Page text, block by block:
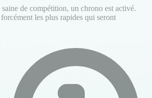
de compétition, un chrono est activé.
les plus rapides qui seront